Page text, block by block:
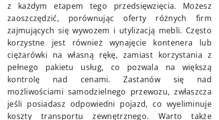
z każdym etapem tego przedsięwzięcia. Możesz
zaoszczędzić, porównując oferty różnych firm
zajmujących się wywozem i utylizacją mebli. Często
korzystne jest również wynajęcie kontenera lub
ciężarówki na własną rękę, zamiast korzystania z
pełnego pakietu usług, co pozwala na większą
kontrolę nad cenami. Zastanów się nad
możliwościami samodzielnego przewozu, zwłaszcza
jeśli posiadasz odpowiedni pojazd, co wyeliminuje
koszty transportu zewnętrznego. Warto także